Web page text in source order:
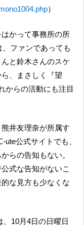
）
ファンであっても
と鈴木さんのスケ
、まさしく『望
からの活動にも注目
公式サイトでも、
らの告知もない。
式な告知がないこ
な見方も少なくな